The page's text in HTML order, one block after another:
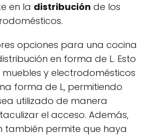
en la distribución de los
opciones para una cocina
en forma de L. Esto
y electrodomésticos
forma de L, permitiendo
utilizado de manera
el acceso. Además,
también permite que haya